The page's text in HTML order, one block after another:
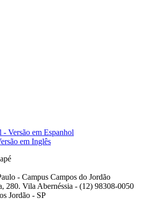
- Versão em Espanhol
em Inglês
- Campus Campos do Jordão
280. Vila Abernéssia - (12) 98308-0050
Jordão - SP